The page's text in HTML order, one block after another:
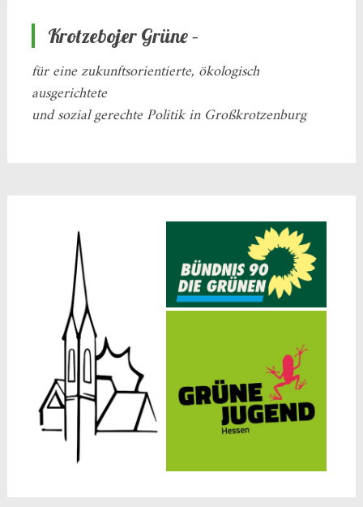
Krotzebojer Grüne –
für eine zukunftsorientierte, ökologisch
ausgerichtete
und sozial gerechte Politik in Großkrotzenburg